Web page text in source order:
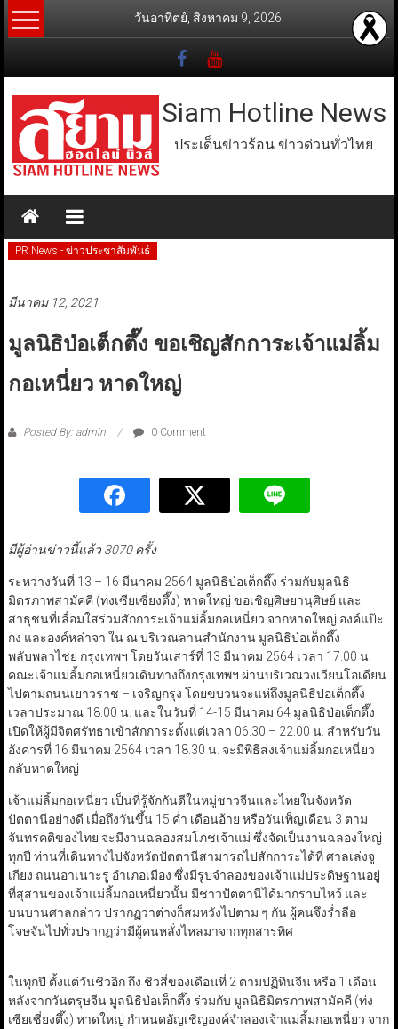
Skip
to
วันอาทิตย์, สิงหาคม 9, 2026
Siam Hotline News
ประเด็นข่าวร้อน ข่าวด่วนทั่วไทย
PR News - ข่าวประชาสัมพันธ์
มีนาคม 12, 2021
มูลนิธิป่อเต็กตึ๊ง ขอเชิญสักการะเจ้าแม่ลิ้ม
กอเหนี่ยว หาดใหญ่
Posted By: admin 0 Comment
มีผู้อ่านข่าวนี้แล้ว 3070 ครั้ง
ระหว่างวันที่ 13 – 16 มีนาคม 2564 มูลนิธิป่อเต็กตึ๊ง ร่วมกับมูลนิธิ
มิตรภาพสามัคคี (ท่งเซียเซี่ยงตึ๊ง) หาดใหญ่ ขอเชิญศิษยานุศิษย์ และ
สาธุชนที่เลื่อมใสร่วมสักการะเจ้าแม่ลิ้มกอเหนี่ยว จากหาดใหญ่ องค์แป๊ะ
กง และองค์หล่าจา ใน ณ บริเวณลานสำนักงาน มูลนิธิป่อเต็กตึ๊ง
พลับพลาไชย กรุงเทพฯ โดยวันเสาร์ที่ 13 มีนาคม 2564 เวลา 17.00 น.
คณะเจ้าแม่ลิ้มกอเหนี่ยวเดินทางถึงกรุงเทพฯ ผ่านบริเวณวงเวียนโอเดียน
ไปตามถนนเยาวราช – เจริญกรุง โดยขบวนจะแห่ถึงมูลนิธิป่อเต็กตึ๊ง
เวลาประมาณ 18.00 น. และในวันที่ 14-15 มีนาคม 64 มูลนิธิป่อเต็กตึ๊ง
เปิดให้ผู้มีจิตศรัทธาเข้าสักการะตั้งแต่เวลา 06.30 – 22.00 น. สำหรับวัน
อังคารที่ 16 มีนาคม 2564 เวลา 18.30 น. จะมีพิธีส่งเจ้าแม่ลิ้มกอเหนี่ยว
กลับหาดใหญ่
เจ้าแม่ลิ้มกอเหนี่ยว เป็นที่รู้จักกันดีในหมู่ชาวจีนและไทยในจังหวัด
ปัตตานีอย่างดี เมื่อถึงวันขึ้น 15 ค่ำ เดือนอ้าย หรือวันเพ็ญเดือน 3 ตาม
จันทรคติของไทย จะมีงานฉลองสมโภชเจ้าแม่ ซึ่งจัดเป็นงานฉลองใหญ่
ทุกปี ท่านที่เดินทางไปจังหวัดปัตตานีสามารถไปสักการะได้ที่ ศาลเล่งจู
เกียง ถนนอาเนาะรู อำเภอเมือง ซึ่งมีรูปจำลองของเจ้าแม่ประดิษฐานอยู่
ที่สุสานของเจ้าแม่ลิ้มกอเหนี่ยวนั้น มีชาวปัตตานีได้มากราบไหว้ และ
บนบานศาลกล่าว ปรากฏว่าต่างก็สมหวังไปตาม ๆ กัน ผู้คนจึงร่ำลือ
โจษจันไปทั่วปรากฏว่ามีผู้คนหลั่งไหลมาจากทุกสารทิศ
ในทุกปี ตั้งแต่วันชิวอิก ถึง ชิวสี่ของเดือนที่ 2 ตามปฏิทินจีน หรือ 1 เดือน
หลังจากวันตรุษจีน มูลนิธิป่อเต็กตึ๊ง ร่วมกับ มูลนิธิมิตรภาพสามัคคี (ท่ง
เซียเซี่ยงตึ๊ง) หาดใหญ่ กำหนดอัญเชิญองค์จำลองเจ้าแม่ลิ้มกอเหนี่ยว จาก